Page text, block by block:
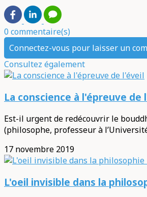
0 commentaire(s)
Connectez-vous pour laisser un
Consultez également
La conscience à l'épreuve de
Est-il urgent de redécouvrir le
(philosophe, professeur à
17 novembre 2019
L'oeil invisible dans la